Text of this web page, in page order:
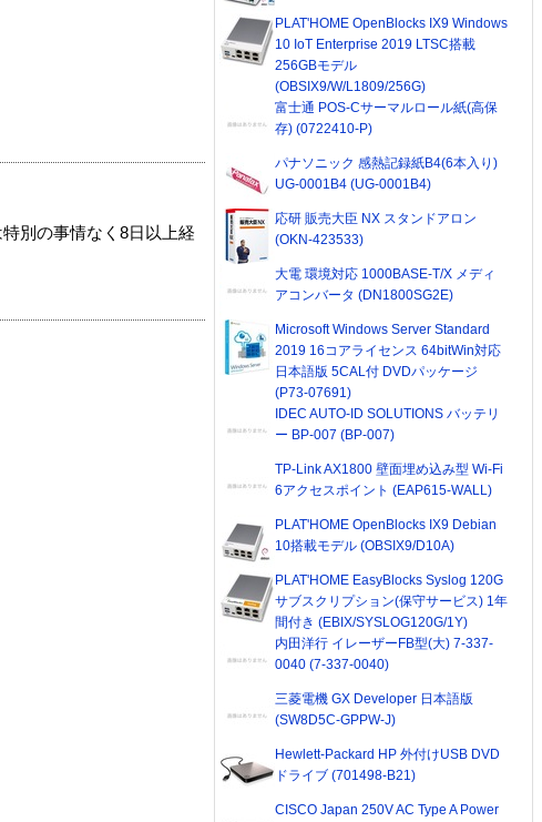
別の事情なく8日以上経
PLAT'HOME OpenBlocks IX9 Windows
10 IoT Enterprise 2019 LTSC搭載
256GBモデル
(OBSIX9/W/L1809/256G)
富士通 POS-Cサーマルロール紙(高保
存) (0722410-P)
パナソニック 感熱記録紙B4(6本入り)
UG-0001B4 (UG-0001B4)
応研 販売大臣 NX スタンドアロン
(OKN-423533)
大電 環境対応 1000BASE-T/X メディ
アコンバータ (DN1800SG2E)
Microsoft Windows Server Standard
2019 16コアライセンス 64bitWin対応
日本語版 5CAL付 DVDパッケージ
(P73-07691)
IDEC AUTO-ID SOLUTIONS バッテリ
ー BP-007 (BP-007)
TP-Link AX1800 壁面埋め込み型 Wi-Fi
6アクセスポイント (EAP615-WALL)
PLAT'HOME OpenBlocks IX9 Debian
10搭載モデル (OBSIX9/D10A)
PLAT'HOME EasyBlocks Syslog 120G
サブスクリプション(保守サービス) 1年
間付き (EBIX/SYSLOG120G/1Y)
内田洋行 イレーザーFB型(大) 7-337-
0040 (7-337-0040)
三菱電機 GX Developer 日本語版
(SW8D5C-GPPW-J)
Hewlett-Packard HP 外付けUSB DVD
ドライブ (701498-B21)
CISCO Japan 250V AC Type A Power